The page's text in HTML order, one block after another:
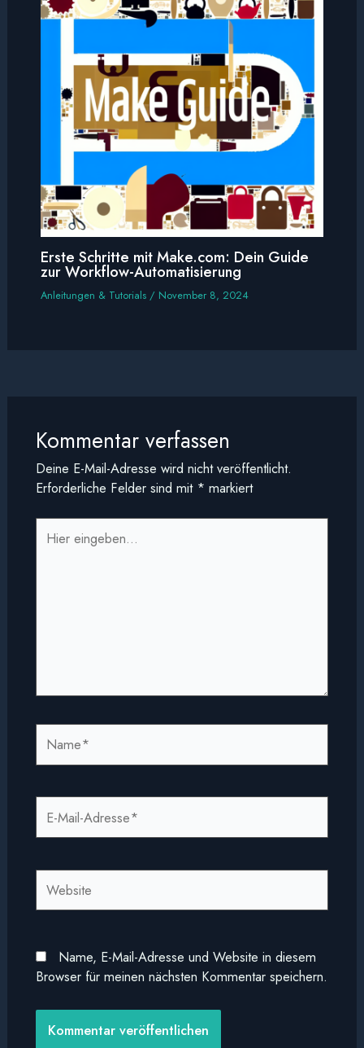
Erste Schritte mit Make.com: Dein Guide
zur Workflow-Automatisierung
Anleitungen & Tutorials/ November 8, 2024
Kommentar verfassen
Deine E-Mail-Adresse wird nicht veröffentlicht.
Erforderliche Felder sind mit * markiert
eingeben…
Mail-
Name, E-Mail-Adresse und Website in diesem
Browser für meinen nächsten Kommentar speichern.